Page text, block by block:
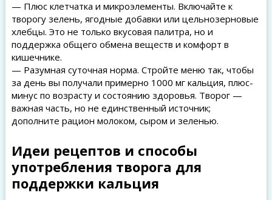
— Плюс клетчатка и микроэлементы. Включайте к
творогу зелень, ягодные добавки или цельнозерновые
хлебцы. Это не только вкусовая палитра, но и
поддержка общего обмена веществ и комфорт в
кишечнике.
— Разумная суточная норма. Стройте меню так, чтобы
за день вы получали примерно 1000 мг кальция, плюс-
минус по возрасту и состоянию здоровья. Творог —
важная часть, но не единственный источник;
дополните рацион молоком, сыром и зеленью.
Идеи рецептов и способы
употребления творога для
поддержки кальция